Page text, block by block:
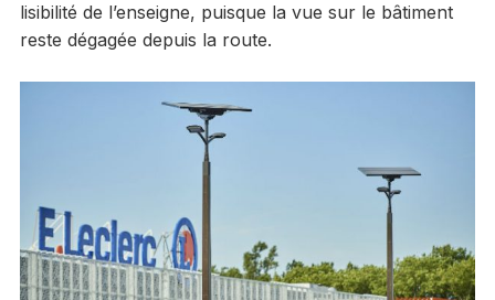
lisibilité de l’enseigne, puisque la vue sur le bâtiment
reste dégagée depuis la route.